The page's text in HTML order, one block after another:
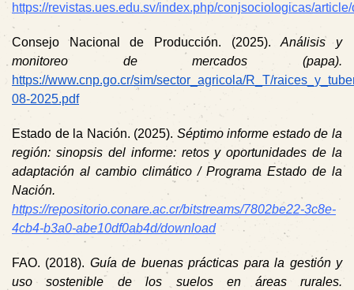
https://revistas.ues.edu.sv/index.php/conjsociologicas/
Consejo Nacional de Producción. (2025).Análisis y
monitoreo de mercados (papa).
https://www.cnp.go.cr/sim/sector_agricola/R_T/
08-2025.pdf
Estado de la Nación. (2025). Séptimo informe estado de la
región: sinopsis del informe: retos y oportunidades de la
adaptación al cambio climático / Programa Estado de la
Nación.
https://repositorio.conare.ac.cr/bitstreams/7802be22-3c8e-
4cb4-b3a0-abe10df0ab4d/download
FAO. (2018). Guía de buenas prácticas para la gestión y
uso sostenible de los suelos en áreas rurales.